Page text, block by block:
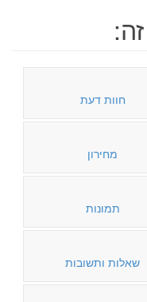
חוות דעת
מחירון
תמונות
שאלות ותשובות